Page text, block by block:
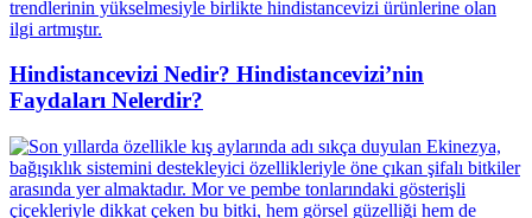
Hindistancevizi Nedir? Hindistancevizi’nin
Faydaları Nelerdir?